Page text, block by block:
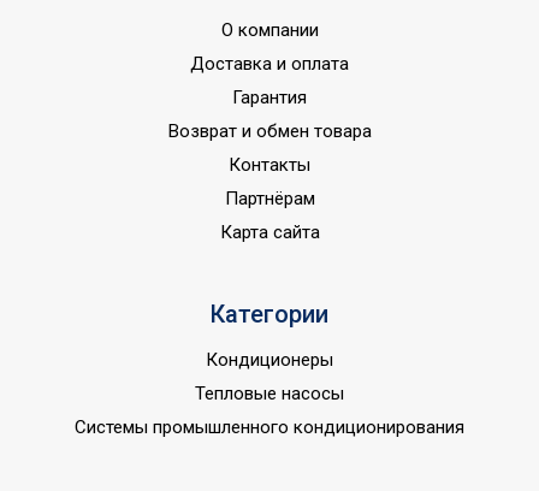
О компании
Доставка и оплата
Гарантия
Возврат и обмен товара
Контакты
Партнёрам
Карта сайта
Категории
Кондиционеры
Тепловые насосы
Системы промышленного кондиционирования